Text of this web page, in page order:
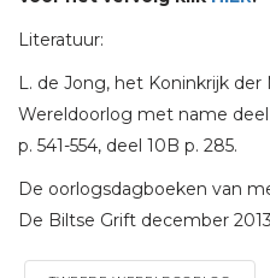
Literatuur:
L. de Jong, het Koninkrijk
Wereldoorlog met name deel
p. 541-554, deel 10B p. 285.
De oorlogsdagboeken van
De Biltse Grift december